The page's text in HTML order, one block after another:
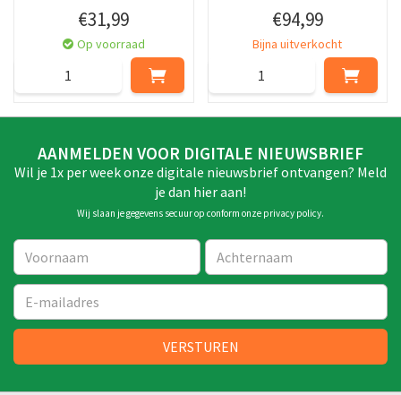
€31,99
Op voorraad
€94,99
Bijna uitverkocht
AANMELDEN VOOR DIGITALE NIEUWSBRIEF
Wil je 1x per week onze digitale nieuwsbrief ontvangen? Meld
je dan hier aan!
Wij slaan je gegevens secuur op conform onze privacy policy.